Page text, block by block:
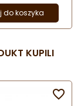
do koszyka
KUPILI
